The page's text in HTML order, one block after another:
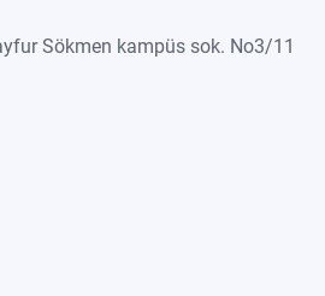
Sökmen kampüs sok. No3/11